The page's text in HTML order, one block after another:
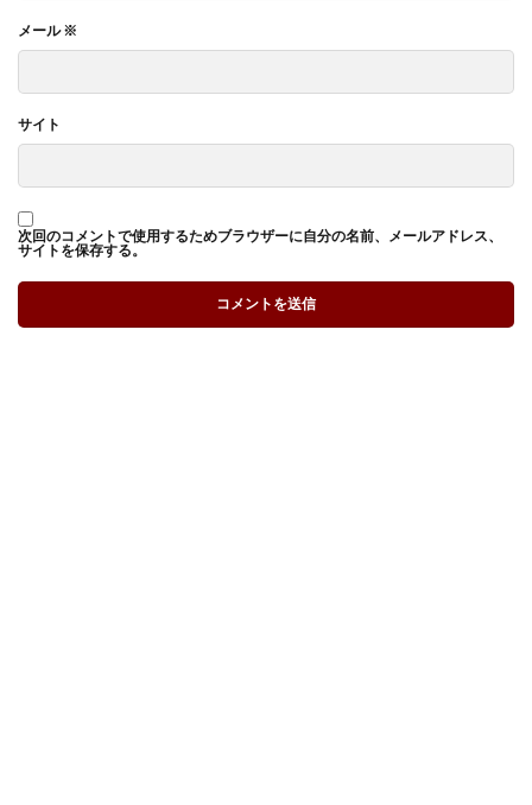
メール※
サイト
次回のコメントで使用するためブラウザーに自分の名前、メールアドレス、
サイトを保存する。